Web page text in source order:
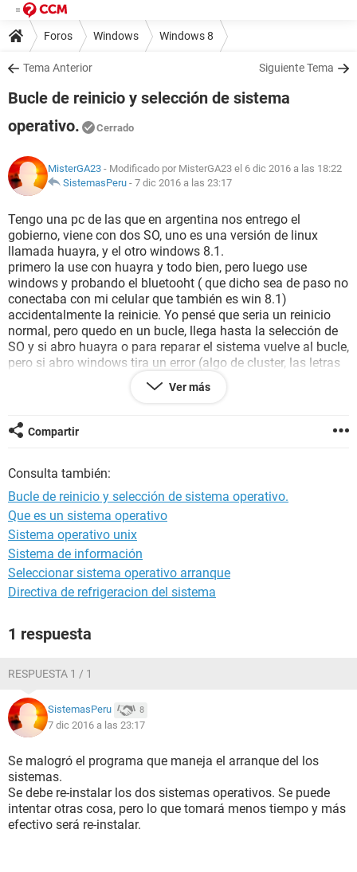
Foros Windows Windows 8
Tema Anterior Siguiente Tema
Bucle de reinicio y selección de sistema
operativo.
Cerrado
MisterGA23 - Modificado por MisterGA23 el 6 dic 2016 a las 18:22
SistemasPeru - 7 dic 2016 a las 23:17
Tengo una pc de las que en argentina nos entrego el
gobierno, viene con dos SO, uno es una versión de linux
llamada huayra, y el otro windows 8.1.
primero la use con huayra y todo bien, pero luego use
windows y probando el bluetooht ( que dicho sea de paso no
conectaba con mi celular que también es win 8.1)
accidentalmente la reinicie. Yo pensé que seria un reinicio
normal, pero quedo en un bucle, llega hasta la selección de
SO y si abro huayra o para reparar el sistema vuelve al bucle,
pero si abro windows tira un error (algo de cluster, las letras
se cortan) y vuelve a la selección de SO.
selección de SO
Ver más
Compartir
Consulta también:
Bucle de reinicio y selección de sistema operativo.
Que es un sistema operativo
Sistema operativo unix
Sistema de información
Seleccionar sistema operativo arranque
Directiva de refrigeracion del sistema
1 respuesta
RESPUESTA 1 / 1
SistemasPeru 8
7 dic 2016 a las 23:17
Se malogró el programa que maneja el arranque del los
sistemas.
Se debe re-instalar los dos sistemas operativos. Se puede
intentar otras cosa, pero lo que tomará menos tiempo y más
efectivo será re-instalar.